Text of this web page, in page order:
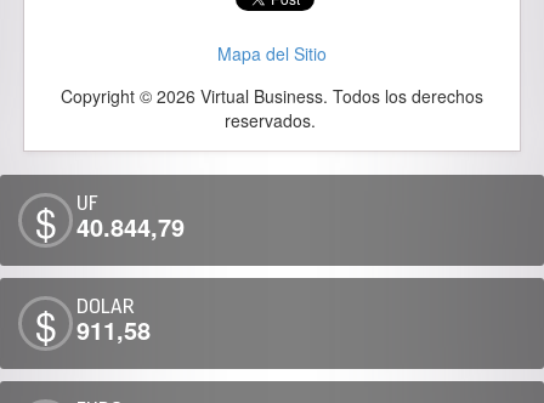
Mapa del Sitio
Copyright © 2026 Virtual Business. Todos los derechos
reservados.
$ UF
40.844,79
$ DOLAR
911,58